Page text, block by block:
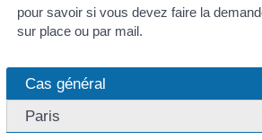
pour savoir si vous devez faire la
sur place ou par mail.
Cas général
Paris